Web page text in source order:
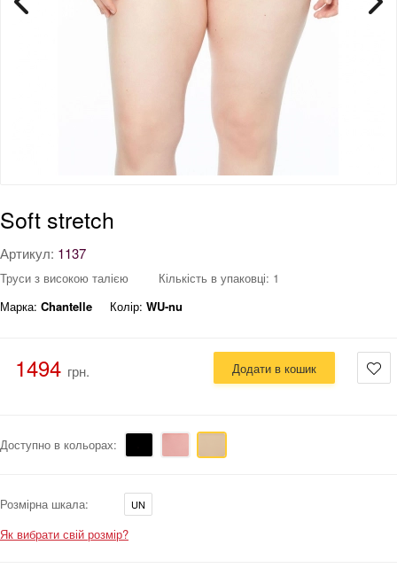
Soft stretch
Артикул: 1137
Труси з високою талією
Кількість в упаковці: 1
Марка: Chantelle Колір: WU-nu
1494 грн. Додати в кошик
Доступно в кольорах:
Розмірна шкала: UN
Як вибрати свій розмір?